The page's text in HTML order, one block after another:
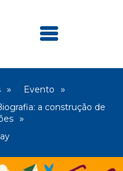
Evento
a construção de